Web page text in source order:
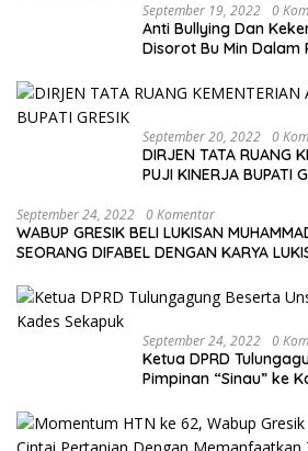
September 19, 2022 0
Anti Bullying Dan
Disorot Bu Min Dalam
September 20, 2022 0
DIRJEN TATA RUANG
PUJI KINERJA BUPATI
September 24, 2022 0 Komentar
WABUP GRESIK BELI LUKISAN
SEORANG DIFABEL DENGAN KARYA
September 24, 2022 0
Ketua DPRD
Pimpinan “Sinau” ke